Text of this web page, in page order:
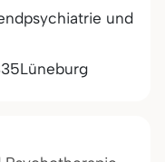
und
Lüneburg